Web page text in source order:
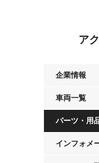
ア
企業情報
車両一覧
パーツ・用
インフォメ